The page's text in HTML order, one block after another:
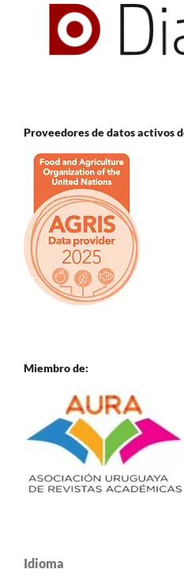
Proveedores de datos activos
Miembro de:
Idioma